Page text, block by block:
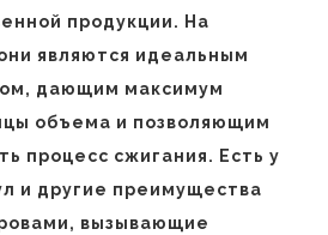
продукции. На
являются идеальным
дающим максимум
объема и позволяющим
процесс сжигания. Есть у
и другие преимущества
вызывающие